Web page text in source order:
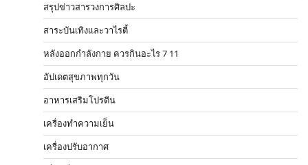
สรุปข่าวสารวงการศิลปะ
สาระบันเทิงและวาไรตี้
หลังออกกําลังกาย ควรกินอะไร 7 11
อัปเดตสุขภาพทุกวัน
อาหารเสริมโปรตีน
เครื่องทำความเย็น
เครื่องปรับอากาศ